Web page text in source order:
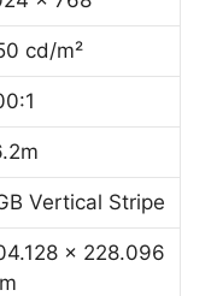
cd/m²
Vertical Stripe
x 228.096